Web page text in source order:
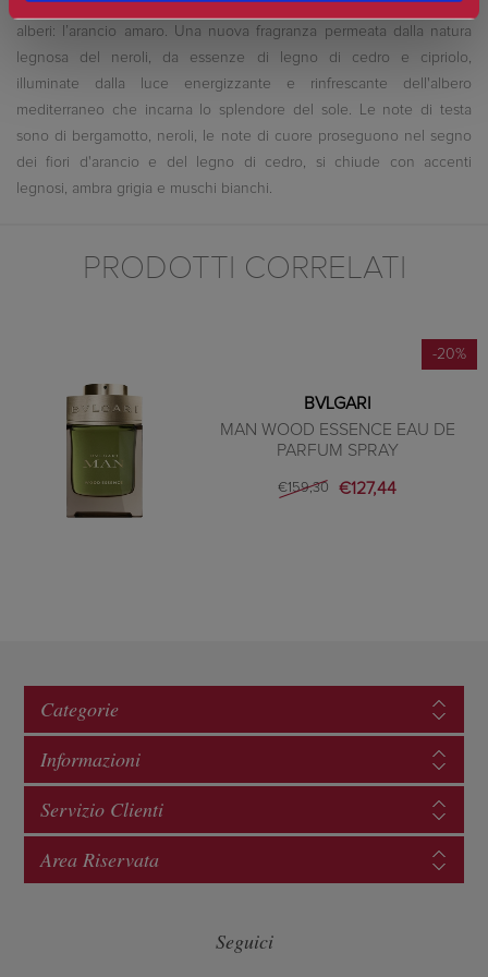
luminoso celebra il potere della luce, incarnato dal più solare tra gli
alberi: l’arancio amaro. Una nuova fragranza permeata dalla natura
legnosa del neroli, da essenze di legno di cedro e cipriolo,
illuminate dalla luce energizzante e rinfrescante dell'albero
mediterraneo che incarna lo splendore del sole. Le note di testa
sono di bergamotto, neroli, le note di cuore proseguono nel segno
dei fiori d'arancio e del legno di cedro, si chiude con accenti
legnosi, ambra grigia e muschi bianchi.
PRODOTTI CORRELATI
-20%
BVLGARI
MAN WOOD ESSENCE EAU DE
PARFUM SPRAY
€159,30 €127,44
Categorie
Informazioni
Servizio Clienti
Area Riservata
Seguici